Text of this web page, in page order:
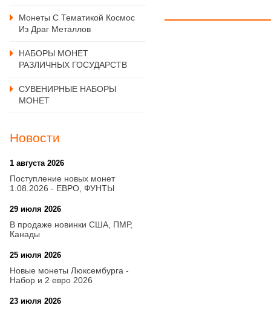
Монеты С Тематикой Космос
Из Драг Металлов
НАБОРЫ МОНЕТ
РАЗЛИЧНЫХ ГОСУДАРСТВ
СУВЕНИРНЫЕ НАБОРЫ
МОНЕТ
Новости
1 августа 2026
Поступление новых монет
1.08.2026 - ЕВРО, ФУНТЫ
29 июля 2026
В продаже новинки США, ПМР,
Канады
25 июля 2026
Новые монеты Люксембурга -
Набор и 2 евро 2026
23 июля 2026